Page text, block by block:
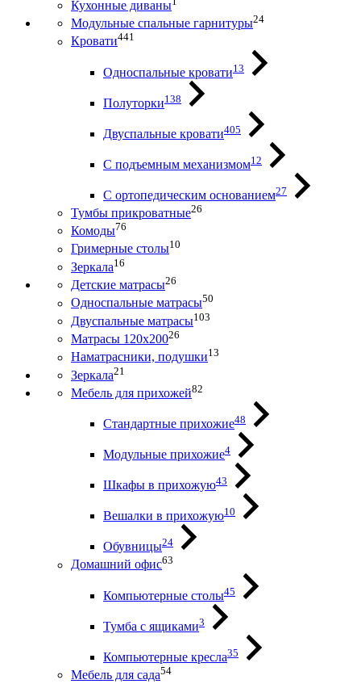
Кухонные диваны
Модульные спальные гарнитуры24
Кровати441
Односпальные кровати13
Полуторки138
Двуспальные кровати405
С подъемным механизмом12
С ортопедическим основанием27
Тумбы прикроватные26
Комоды76
Гримерные столы10
Зеркала16
Детские матрасы26
Односпальные матрасы50
Двуспальные матрасы103
Матрасы 120х20026
Наматрасники, подушки13
Зеркала21
Мебель для прихожей82
Стандартные прихожие48
Модульные прихожие4
Шкафы в прихожую43
Вешалки в прихожую10
Обувницы24
Домашний офис63
Компьютерные столы45
Тумба с ящиками3
Компьютерные кресла35
Мебель для сада54